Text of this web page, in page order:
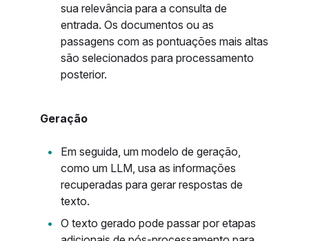
sua relevância para a consulta de
entrada. Os documentos ou as
passagens com as pontuações mais altas
são selecionados para processamento
posterior.
Geração
Em seguida, um modelo de geração,
como um LLM, usa as informações
recuperadas para gerar respostas de
texto.
O texto gerado pode passar por etapas